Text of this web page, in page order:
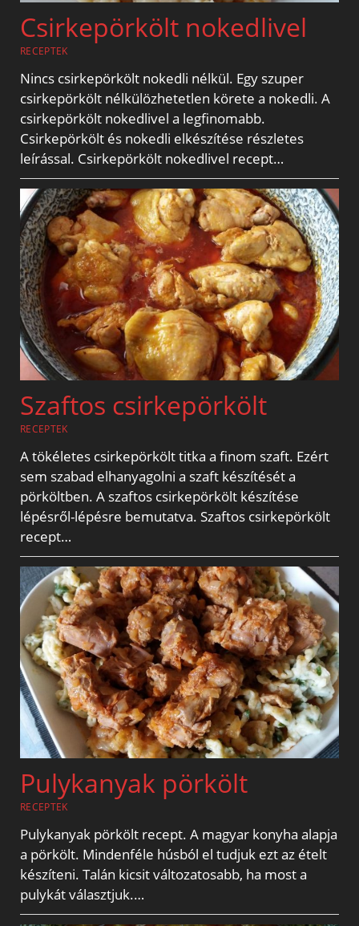
Csirkepörkölt nokedlivel
RECEPTEK
Nincs csirkepörkölt nokedli nélkül. Egy szuper
csirkepörkölt nélkülözhetetlen körete a nokedli. A
csirkepörkölt nokedlivel a legfinomabb.
Csirkepörkölt és nokedli elkészítése részletes
leírással. Csirkepörkölt nokedlivel recept…
Szaftos csirkepörkölt
RECEPTEK
A tökéletes csirkepörkölt titka a finom szaft. Ezért
sem szabad elhanyagolni a szaft készítését a
pörköltben. A szaftos csirkepörkölt készítése
lépésről-lépésre bemutatva. Szaftos csirkepörkölt
recept…
Pulykanyak pörkölt
RECEPTEK
Pulykanyak pörkölt recept. A magyar konyha alapja
a pörkölt. Mindenféle húsból el tudjuk ezt az ételt
készíteni. Talán kicsit változatosabb, ha most a
pulykát választjuk.…